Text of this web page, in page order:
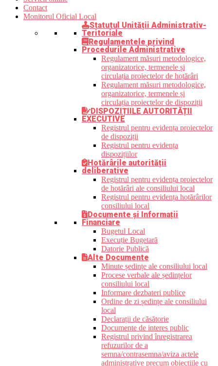
Contact
Monitorul Oficial Local
Statutul Unității Administrativ-
Teritoriale
Regulamentele privind
Procedurile Administrative
Regulament măsuri metodologice,
organizatorice, termenele și
circulația proiectelor de hotărâri
Regulament măsuri metodologice,
organizatorice, termenele și
circulația proiectelor de dispoziții
DISPOZIȚIILE AUTORITĂȚII
EXECUTIVE
Registrul pentru evidența proiectelor
de dispoziții
Registrul pentru evidența
dispozițiilor
Hotărârile autorității
deliberative
Registrul pentru evidența proiectelor
de hotărâri ale consiliului local
Registrul pentru evidența hotărârilor
consiliului local
Documente și Informații
Financiare
Bugetul Local
Execuție Bugetară
Datorie Publică
Alte Documente
Minute ședințe ale consiliului local
Procese verbale ale ședințelor
consiliului local
Informare dezbateri publice
Ordine de zi ședințe ale consiliului
local
Declarații de căsătorie
Documente de interes public
Registrul privind înregistrarea
refuzurilor de a
semna/contrasemna/aviza actele
administrative precum obiecțiile cu